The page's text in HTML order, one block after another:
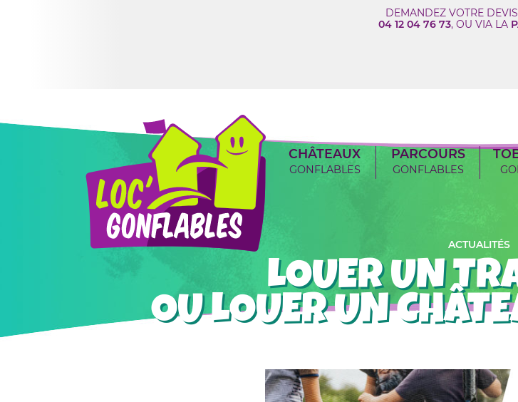
DEMANDEZ VOTRE
04 12 04 76 73, OU VIA LA
CHÂTEAUX
GONFLABLES
PARCOURS
GONFLABLES
ACTUALITÉS
LOUER UN
OU LOUER UN